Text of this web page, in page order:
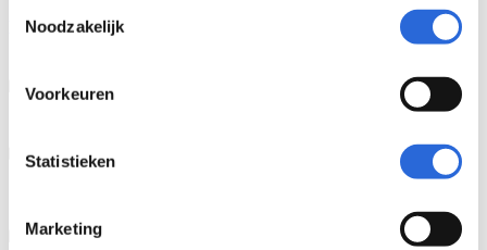
Noodzakelijk
Voorkeuren
Statistieken
Marketing
pagina.
Geeft het NCP NLQF ook trainingen?
opleiding beoordeeld?
Houdt het NCP NLQF zich bezig met